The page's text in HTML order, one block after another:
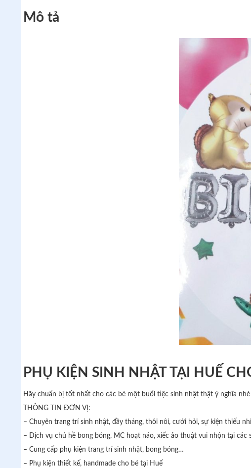
Mô tả
PHỤ KIỆN SINH NHẬT TẠI HUẾ
Hãy chuẩn bị tốt nhất cho các bé một buổi tiệc sinh nhật thật ý nghĩa nhé
THÔNG TIN ĐƠN VỊ:
– Chuyên trang trí sinh nhật, đầy tháng, thôi nôi, cưới hỏi, sự kiện thiếu
– Dịch vụ chú hề bong bóng, MC hoạt náo, xiếc ảo thuật vui nhộn tại
– Cung cấp phụ kiện trang trí sinh nhật, bong bóng…
– Phụ kiện thiết kế, handmade cho bé tại Huế